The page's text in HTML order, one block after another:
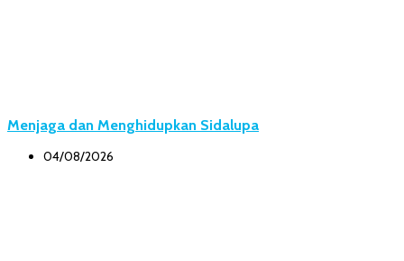
Menjaga dan Menghidupkan Sidalupa
04/08/2026